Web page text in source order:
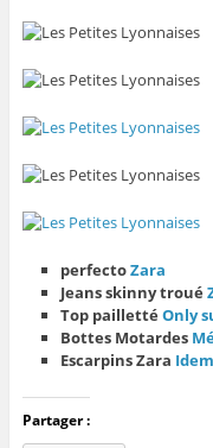
perfectoZara
Jeans skinny troué
Top paillettéOnly
Bottes Motardes
Escarpins Zara
Partager :